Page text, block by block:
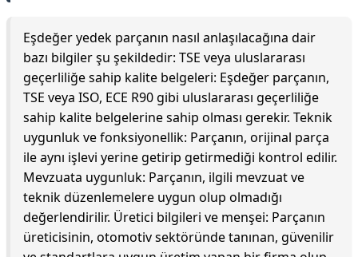
Eşdeğer yedek parçanın nasıl anlaşılacağına dair
bazı bilgiler şu şekildedir: TSE veya uluslararası
geçerliliğe sahip kalite belgeleri: Eşdeğer parçanın,
TSE veya ISO, ECE R90 gibi uluslararası geçerliliğe
sahip kalite belgelerine sahip olması gerekir. Teknik
uygunluk ve fonksiyonellik: Parçanın, orijinal parça
ile aynı işlevi yerine getirip getirmediği kontrol edilir.
Mevzuata uygunluk: Parçanın, ilgili mevzuat ve
teknik düzenlemelere uygun olup olmadığı
değerlendirilir. Üretici bilgileri ve menşei: Parçanın
üreticisinin, otomotiv sektöründe tanınan, güvenilir